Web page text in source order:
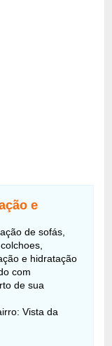
e
de sofás,
e hidratação
com
de sua
Vista da